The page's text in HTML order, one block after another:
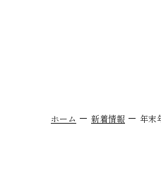
ホーム 新着情報 年末